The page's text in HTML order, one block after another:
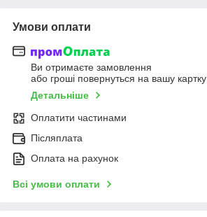
Умови оплати
Ви отримаєте замовлення
або гроші повернуться на вашу картку
Детальніше
Оплатити частинами
Післяплата
Оплата на рахунок
Всі умови оплати